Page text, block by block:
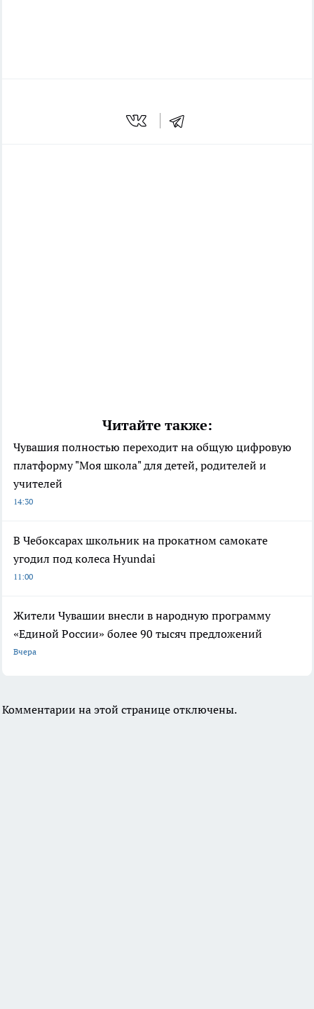
Читайте также:
Чувашия полностью переходит на общую цифровую
платформу "Моя школа" для детей, родителей и
учителей
14:30
В Чебоксарах школьник на прокатном самокате
угодил под колеса Hyundai
11:00
Жители Чувашии внесли в народную программу
«Единой России» более 90 тысяч предложений
Вчера
Комментарии на этой странице отключены.